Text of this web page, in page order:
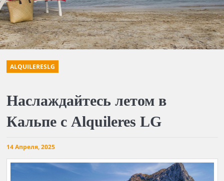
ALQUILERESLG
Наслаждайтесь летом в
Кальпе с Alquileres LG
14 Апреля, 2025